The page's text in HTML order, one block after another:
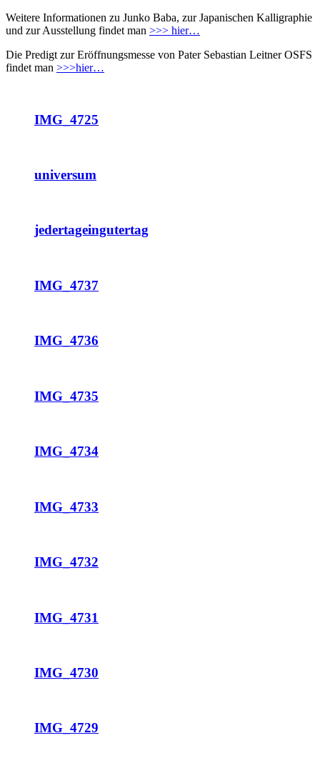
Weitere Informationen zu Junko Baba, zur Japanischen Kalligraphie
und zur Ausstellung findet man >>> hier…
Die Predigt zur Eröffnungsmesse von Pater Sebastian Leitner OSFS
findet man >>>hier…
IMG_4725
universum
jedertageingutertag
IMG_4737
IMG_4736
IMG_4735
IMG_4734
IMG_4733
IMG_4732
IMG_4731
IMG_4730
IMG_4729